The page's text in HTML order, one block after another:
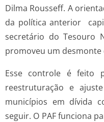
Dilma Rousseff. A
da política anterior
secretário do Tesouro
promoveu um
Esse controle é feito
reestruturação e
municípios em dívida
seguir. O PAF funciona